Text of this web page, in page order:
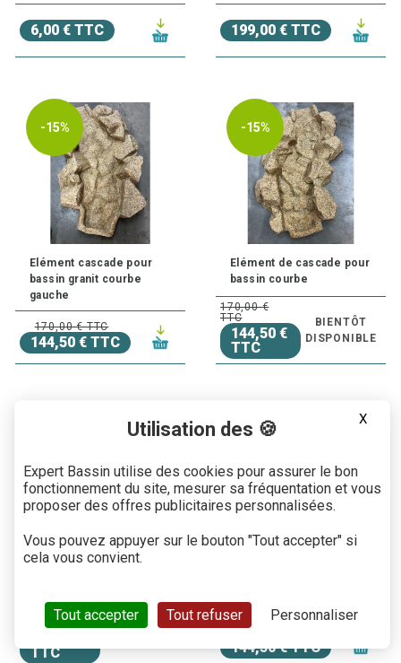
6,00 € TTC 199,00 € TTC
-15%
Elément cascade pour
bassin granit courbe
gauche
170,00 € TTC
144,50 € TTC
-15%
Elément de cascade pour
bassin courbe
170,00 €
TTC
144,50 €
TTC
BIENTÔT
DISPONIBLE
189,00 €
TTC
BIENTÔT
-15%
170,00 € TTC
144,50 € TTC
X
Utilisation des 🍪
Expert Bassin utilise des cookies pour assurer le bon
fonctionnement du site, mesurer sa fréquentation et vous
proposer des offres publicitaires personnalisées.
Vous pouvez appuyer sur le bouton "Tout accepter" si
cela vous convient.
Tout accepter Tout refuser Personnaliser